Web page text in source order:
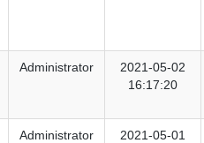
Administrator
2021-05-02
16:17:20
Administrator
2021-05-01